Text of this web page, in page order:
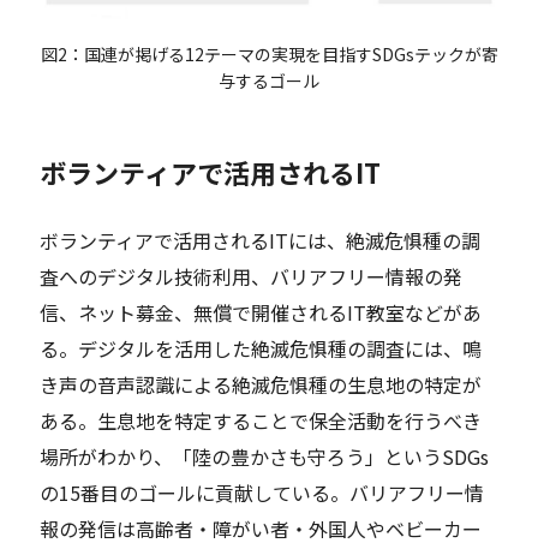
図2：国連が掲げる12テーマの実現を目指すSDGsテックが寄
与するゴール
ボランティアで活用されるIT
ボランティアで活用されるITには、絶滅危惧種の調
査へのデジタル技術利用、バリアフリー情報の発
信、ネット募金、無償で開催されるIT教室などがあ
る。デジタルを活用した絶滅危惧種の調査には、鳴
き声の音声認識による絶滅危惧種の生息地の特定が
ある。生息地を特定することで保全活動を行うべき
場所がわかり、「陸の豊かさも守ろう」というSDGs
の15番目のゴールに貢献している。バリアフリー情
報の発信は高齢者・障がい者・外国人やベビーカー